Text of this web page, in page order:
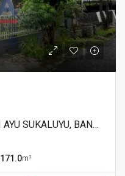
DIJUAL RUMAH BATIK PUTRI AYU SUKALUYU, BANDUNG
171.0m²